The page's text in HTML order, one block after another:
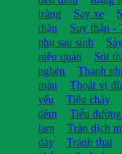
tràng
Say xe
thận
Suy thận -
phụ sau sinh
niệu quản
Sỏi
nghén
Thanh
máu
Thoát vị
yếu
Tiêu chảy
đêm
Tiểu đường
lam
Tràn dịch
dày
Tránh thai